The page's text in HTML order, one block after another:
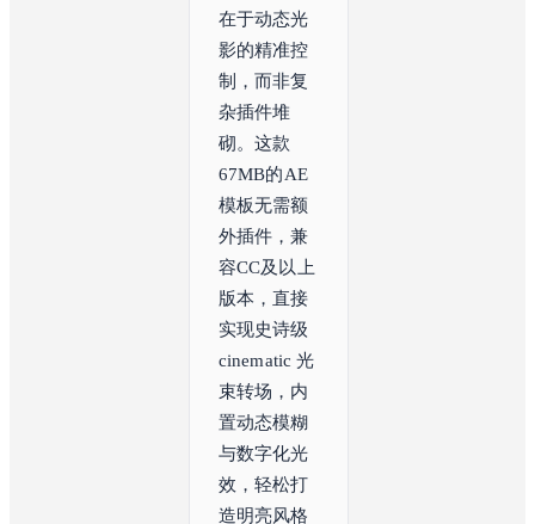
在于动态光
影的精准控
制，而非复
杂插件堆
砌。这款
67MB的AE
模板无需额
外插件，兼
容CC及以上
版本，直接
实现史诗级
cinematic 光
束转场，内
置动态模糊
与数字化光
效，轻松打
造明亮风格